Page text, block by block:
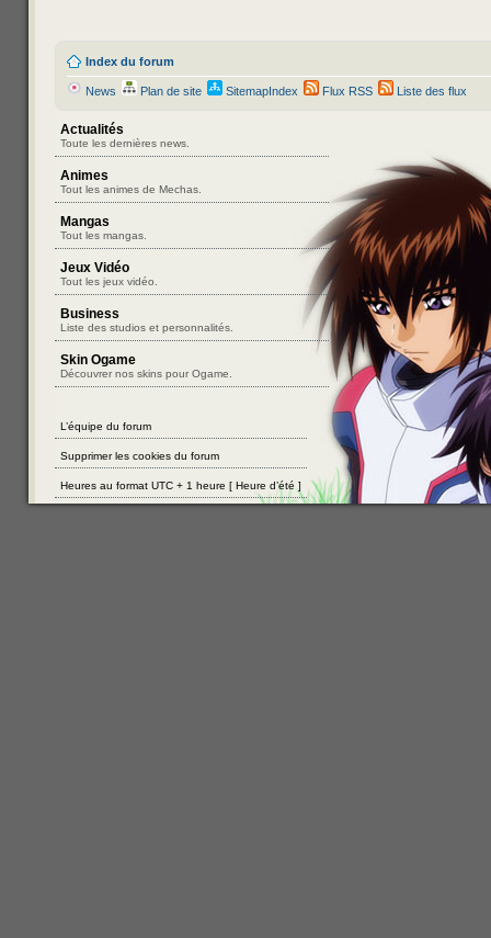
Index du forum
News Plan de site SitemapIndex Flux RSS Liste des flux
Actualités
Toute les dernières news.
Animes
Tout les animes de Mechas.
Mangas
Tout les mangas.
Jeux Vidéo
Tout les jeux vidéo.
Business
Liste des studios et personnalités.
Skin Ogame
Découvrer nos skins pour Ogame.
L’équipe du forum
Supprimer les cookies du forum
Heures au format UTC + 1 heure [ Heure d’été ]